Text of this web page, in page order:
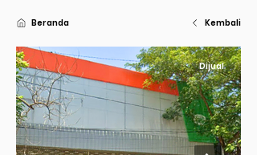
Beranda Kembali
Dijual